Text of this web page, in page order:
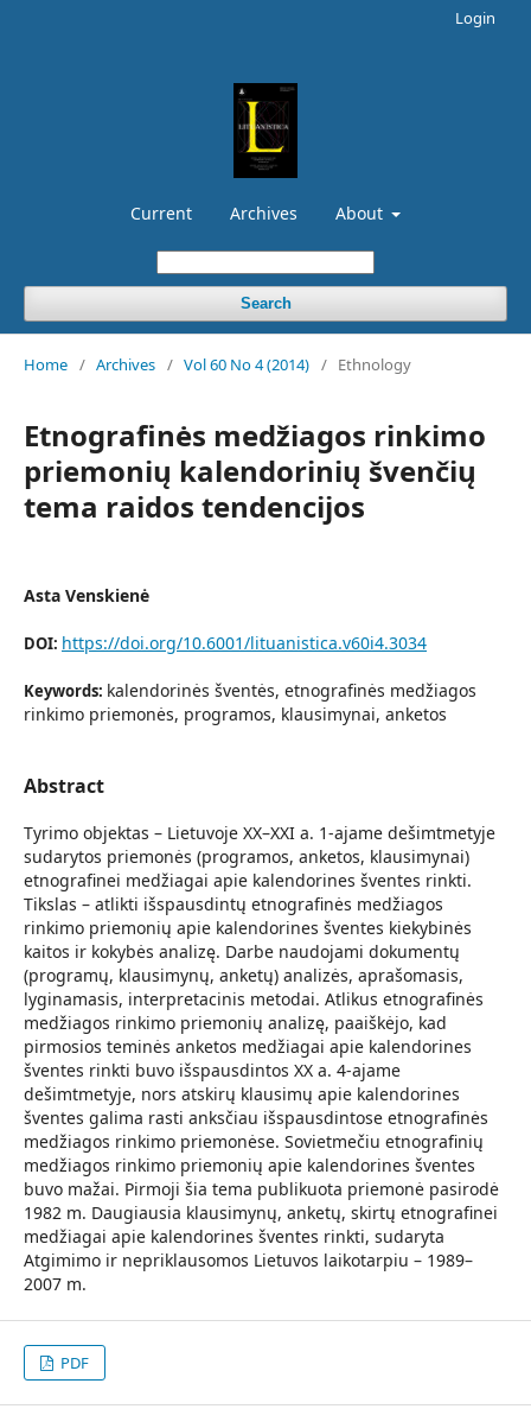
Current Archives About
Search
Login
Home / Archives / Vol 60 No 4 (2014) / Ethnology
Etnografinės medžiagos rinkimo
priemonių kalendorinių švenčių
tema raidos tendencijos
Asta Venskienė
DOI: https://doi.org/10.6001/lituanistica.v60i4.3034
Keywords: kalendorinės šventės, etnografinės medžiagos
rinkimo priemonės, programos, klausimynai, anketos
Abstract
Tyrimo objektas – Lietuvoje XX–XXI a. 1-ajame dešimtmetyje
sudarytos priemonės (programos, anketos, klausimynai)
etnografinei medžiagai apie kalendorines šventes rinkti.
Tikslas – atlikti išspausdintų etnografinės medžiagos
rinkimo priemonių apie kalendorines šventes kiekybinės
kaitos ir kokybės analizę. Darbe naudojami dokumentų
(programų, klausimynų, anketų) analizės, aprašomasis,
lyginamasis, interpretacinis metodai. Atlikus etnografinės
medžiagos rinkimo priemonių analizę, paaiškėjo, kad
pirmosios teminės anketos medžiagai apie kalendorines
šventes rinkti buvo išspausdintos XX a. 4-ajame
dešimtmetyje, nors atskirų klausimų apie kalendorines
šventes galima rasti anksčiau išspausdintose etnografinės
medžiagos rinkimo priemonėse. Sovietmečiu etnografinių
medžiagos rinkimo priemonių apie kalendorines šventes
buvo mažai. Pirmoji šia tema publikuota priemonė pasirodė
1982 m. Daugiausia klausimynų, anketų, skirtų etnografinei
medžiagai apie kalendorines šventes rinkti, sudaryta
Atgimimo ir nepriklausomos Lietuvos laikotarpiu – 1989–
2007 m.
PDF